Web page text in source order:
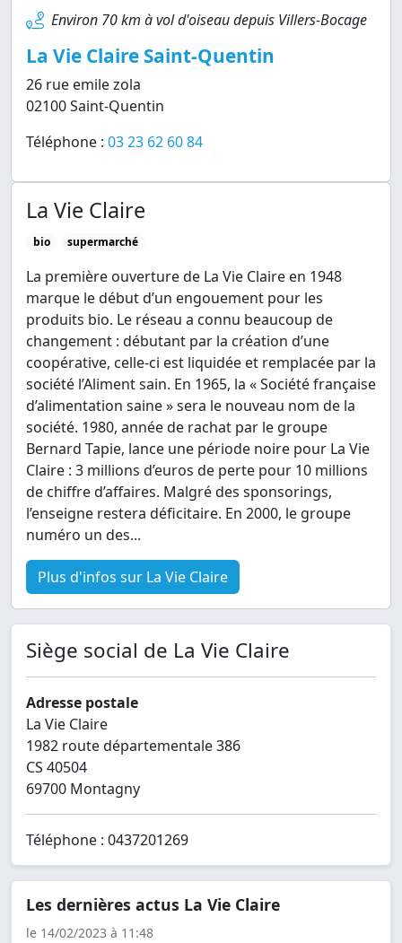
Environ 70 km à vol d'oiseau depuis Villers-Bocage
La Vie Claire Saint-Quentin
26 rue emile zola
02100 Saint-Quentin
Téléphone : 03 23 62 60 84
La Vie Claire
bio supermarché
La première ouverture de La Vie Claire en 1948
marque le début d’un engouement pour les
produits bio. Le réseau a connu beaucoup de
changement : débutant par la création d’une
coopérative, celle-ci est liquidée et remplacée par la
société l’Aliment sain. En 1965, la « Société française
d’alimentation saine » sera le nouveau nom de la
société. 1980, année de rachat par le groupe
Bernard Tapie, lance une période noire pour La Vie
Claire : 3 millions d’euros de perte pour 10 millions
de chiffre d’affaires. Malgré des sponsorings,
l’enseigne restera déficitaire. En 2000, le groupe
numéro un des...
Plus d'infos sur La Vie Claire
Siège social de La Vie Claire
Adresse postale
La Vie Claire
1982 route départementale 386
CS 40504
69700 Montagny
Téléphone : 0437201269
Les dernières actus La Vie Claire
le 14/02/2023 à 11:48